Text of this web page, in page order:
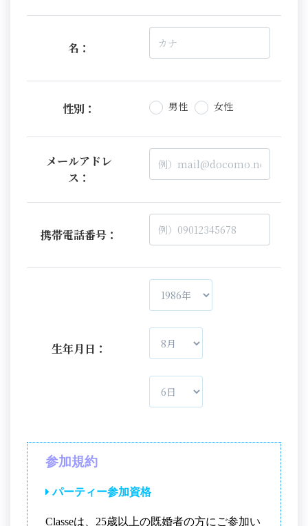
名：
性別： 男性 女性
メールアドレ
ス：
携帯電話番号：
生年月日：